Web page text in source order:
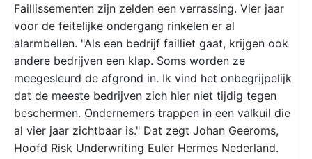
Faillissementen zijn zelden een verrassing. Vier jaar
voor de feitelijke ondergang rinkelen er al
alarmbellen. "Als een bedrijf failliet gaat, krijgen ook
andere bedrijven een klap. Soms worden ze
meegesleurd de afgrond in. Ik vind het onbegrijpelijk
dat de meeste bedrijven zich hier niet tijdig tegen
beschermen. Ondernemers trappen in een valkuil die
al vier jaar zichtbaar is." Dat zegt Johan Geeroms,
Hoofd Risk Underwriting Euler Hermes Nederland.